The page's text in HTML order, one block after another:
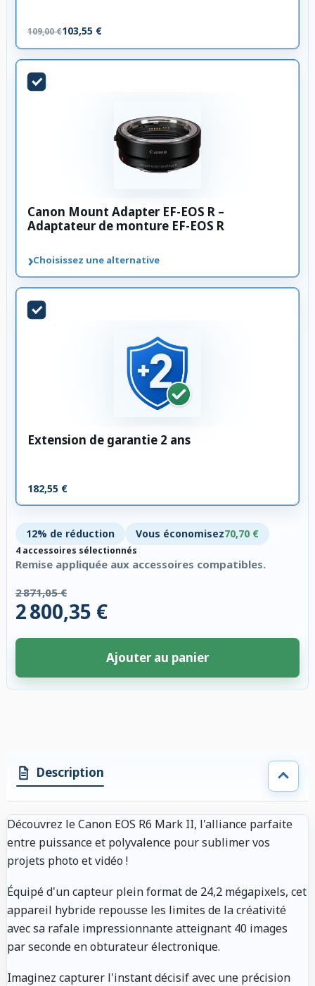
109,00 €103,55 €
Canon Mount Adapter EF-EOS R –
Adaptateur de monture EF-EOS R
›Choisissez une alternative
Extension de garantie 2 ans
182,55 €
12% de réduction Vous économisez70,70 €
4 accessoires sélectionnés
Remise appliquée aux accessoires compatibles.
2 871,05 €
2 800,35 €
Ajouter au panier
Description
Découvrez le Canon EOS R6 Mark II, l'alliance parfaite
entre puissance et polyvalence pour sublimer vos
projets photo et vidéo !
Équipé d'un capteur plein format de 24,2 mégapixels, cet
appareil hybride repousse les limites de la créativité
avec sa rafale impressionnante atteignant 40 images
par seconde en obturateur électronique.
Imaginez capturer l'instant décisif avec une précision